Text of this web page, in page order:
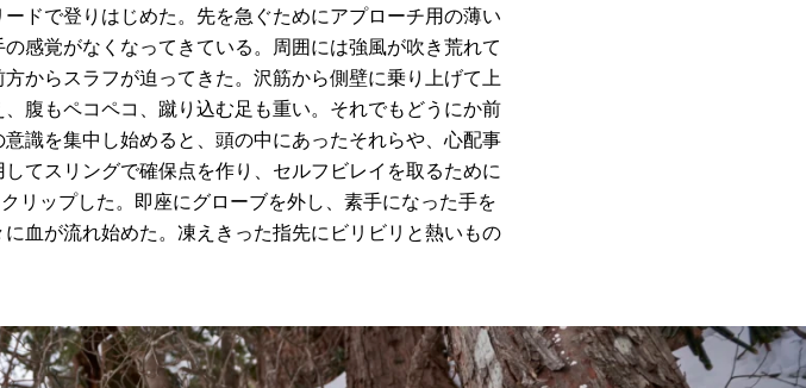
ドで登りはじめた。先を急ぐためにアプローチ用の薄い
感覚がなくなってきている。周囲には強風が吹き荒れて
からスラフが迫ってきた。沢筋から側壁に乗り上げて上
腹もペコペコ、蹴り込む足も重い。それでもどうにか前
識を集中し始めると、頭の中にあったそれらや、心配事
てスリングで確保点を作り、セルフビレイを取るために
リップした。即座にグローブを外し、素手になった手を
血が流れ始めた。凍えきった指先にビリビリと熱いもの